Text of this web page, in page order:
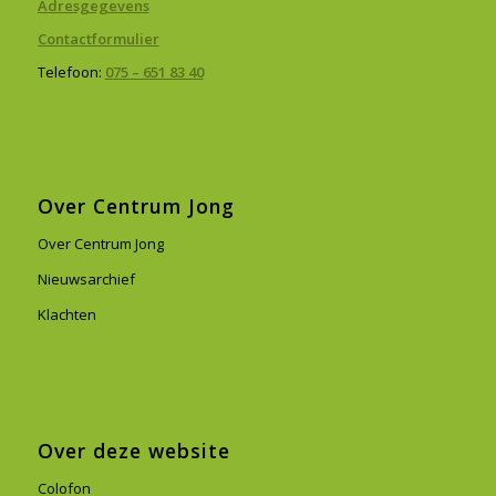
Adresgegevens
Contactformulier
Telefoon: 075 – 651 83 40
Over Centrum Jong
Over Centrum Jong
Nieuwsarchief
Klachten
Over deze website
Colofon